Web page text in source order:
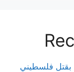
بقتل فلسطيني